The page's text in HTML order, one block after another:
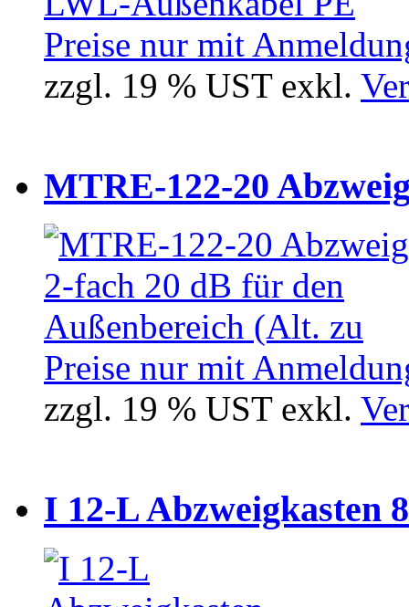
Preise nur mit
zzgl. 19 % UST exkl.
MTRE-122-20
Preise nur mit
zzgl. 19 % UST exkl.
I 12-L Abzweigkasten